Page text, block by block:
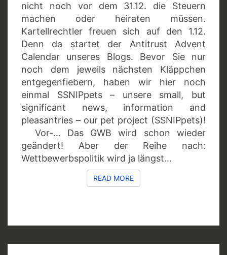
nicht noch vor dem 31.12. die Steuern
machen oder heiraten müssen.
Kartellrechtler freuen sich auf den 1.12.
Denn da startet der Antitrust Advent
Calendar unseres Blogs. Bevor Sie nur
noch dem jeweils nächsten Kläppchen
entgegenfiebern, haben wir hier noch
einmal SSNIPpets – unsere small, but
significant news, information and
pleasantries – our pet project (SSNIPpets)!
Vor-… Das GWB wird schon wieder
geändert! Aber der Reihe nach:
Wettbewerbspolitik wird ja längst…
READ MOREREAD MORE